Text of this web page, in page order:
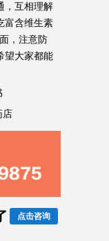
，互相理解
富含维生素
，注意防
望大家都能
店
点击咨询